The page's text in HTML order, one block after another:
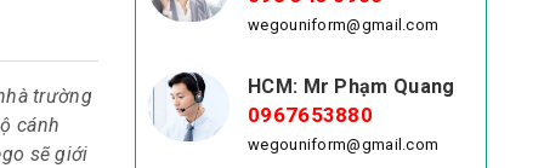
trường
cánh
sẽ giới
wegouniform@gmail.com
HCM: Mr Phạm Quang
0967653880
wegouniform@gmail.com